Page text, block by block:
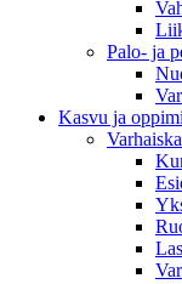
Palo- ja
Kasvu ja